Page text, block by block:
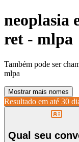
neoplasia
ret - mlpa
Também pode ser
mlpa
Mostrar mais nomes
Resultado em até 30
Qual seu